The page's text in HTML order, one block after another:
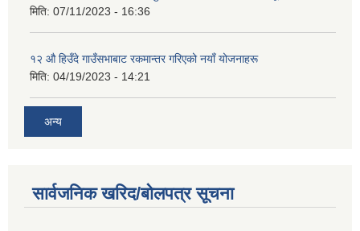
मिति: 07/11/2023 - 16:36
१२ औ हिउँदे गाउँसभाबाट रकमान्तर गरिएको नयाँ योजनाहरू
मिति: 04/19/2023 - 14:21
अन्य
सार्वजनिक खरिद/बोलपत्र सूचना